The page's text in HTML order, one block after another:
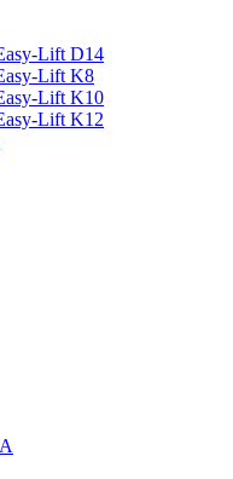
Lift D14
Lift K8
Lift K10
Lift K12